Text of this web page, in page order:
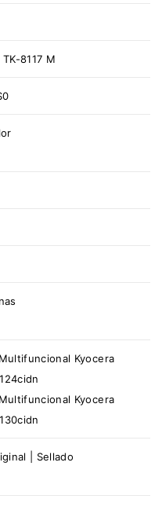
8117 M
Kyocera
Kyocera
| Sellado